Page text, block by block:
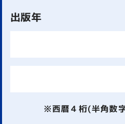
出版年
※西暦４桁(半角数